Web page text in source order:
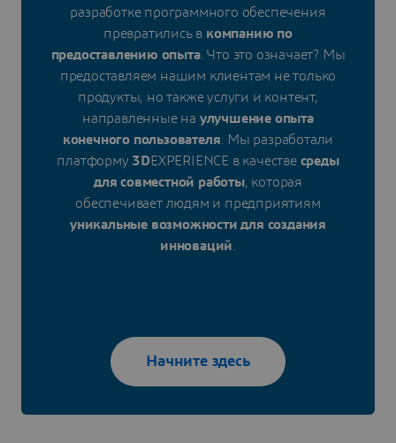
разработке программного обеспечения
превратились в компанию по
предоставлению опыта. Что это означает? Мы
предоставляем нашим клиентам не только
продукты, но также услуги и контент,
направленные на улучшение опыта
конечного пользователя. Мы разработали
платформу 3DEXPERIENCE в качестве среды
для совместной работы, которая
обеспечивает людям и предприятиям
уникальные возможности для создания
инноваций.
Начните здесь